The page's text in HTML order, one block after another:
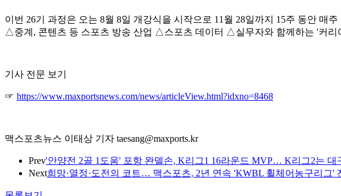
이번 26기 과정은 오는 8월 8일 개강식을 시작으로 11월 28일까지 15주 동안
△중계, 콘텐츠 등 스포츠 방송 산업 △스포츠 데이터 △실무자와 함께하는 '커리
기사 전문 보기
☞ https://www.maxportsnews.com/news/articleView.html?idxno=8468
맥스포츠뉴스 이태상 기자 taesang@maxports.kr
Prev'안양전 2골 1도움' 포항 완델손, K리그1 16라운드 MVP… K리그2는 대
Next희망·열정·도전의 코트… 맥스포츠, 2년 연속 'KWBL 휠체어농구리그'